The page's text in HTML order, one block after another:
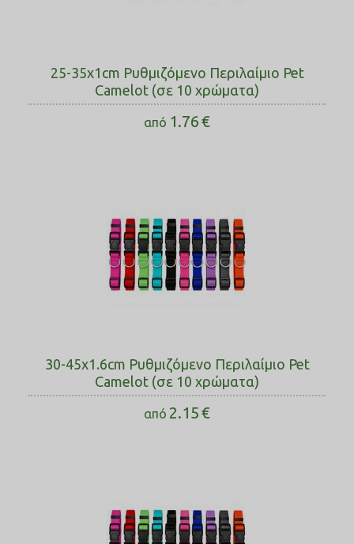
25-35x1cm Ρυθμιζόμενο Περιλαίμιο Pet
Camelot (σε 10 χρώματα)
από 1.76€
30-45x1.6cm Ρυθμιζόμενο Περιλαίμιο Pet
Camelot (σε 10 χρώματα)
από 2.15€